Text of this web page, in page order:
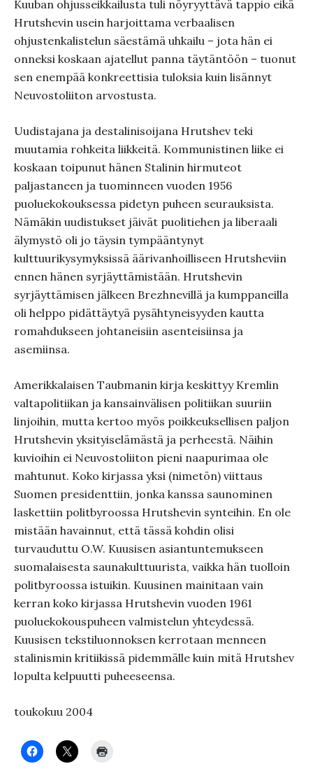
Kuuban ohjusseikkailusta tuli nöyryyttävä tappio eikä
Hrutshevin usein harjoittama verbaalisen
ohjustenkalistelun säestämä uhkailu – jota hän ei
onneksi koskaan ajatellut panna täytäntöön – tuonut
sen enempää konkreettisia tuloksia kuin lisännyt
Neuvostoliiton arvostusta.
Uudistajana ja destalinisoijana Hrutshev teki
muutamia rohkeita liikkeitä. Kommunistinen liike ei
koskaan toipunut hänen Stalinin hirmuteot
paljastaneen ja tuominneen vuoden 1956
puoluekokouksessa pidetyn puheen seurauksista.
Nämäkin uudistukset jäivät puolitiehen ja liberaali
älymystö oli jo täysin tympääntynyt
kulttuurikysymyksissä äärivanhoilliseen Hrutsheviin
ennen hänen syrjäyttämistään. Hrutshevin
syrjäyttämisen jälkeen Brezhnevillä ja kumppaneilla
oli helppo pidättäytyä pysähtyneisyyden kautta
romahdukseen johtaneisiin asenteisiinsa ja
asemiinsa.
Amerikkalaisen Taubmanin kirja keskittyy Kremlin
valtapolitiikan ja kansainvälisen politiikan suuriin
linjoihin, mutta kertoo myös poikkeuksellisen paljon
Hrutshevin yksityiselämästä ja perheestä. Näihin
kuvioihin ei Neuvostoliiton pieni naapurimaa ole
mahtunut. Koko kirjassa yksi (nimetön) viittaus
Suomen presidenttiin, jonka kanssa saunominen
laskettiin politbyroossa Hrutshevin synteihin. En ole
mistään havainnut, että tässä kohdin olisi
turvauduttu O.W. Kuusisen asiantuntemukseen
suomalaisesta saunakulttuurista, vaikka hän tuolloin
politbyroossa istuikin. Kuusinen mainitaan vain
kerran koko kirjassa Hrutshevin vuoden 1961
puoluekokouspuheen valmistelun yhteydessä.
Kuusisen tekstiluonnoksen kerrotaan menneen
stalinismin kritiikissä pidemmälle kuin mitä Hrutshev
lopulta kelpuutti puheeseensa.
toukokuu 2004